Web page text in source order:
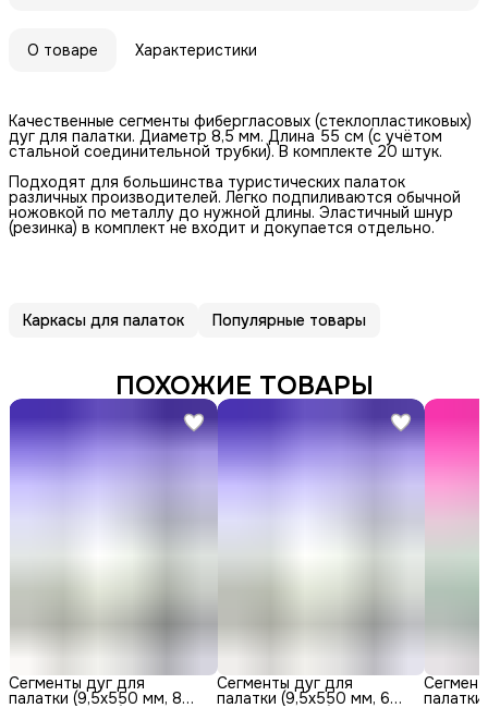
О товаре Характеристики
Качественные сегменты фибергласовых (стеклопластиковых)
дуг для палатки. Диаметр 8,5 мм. Длина 55 см (с учётом
стальной соединительной трубки). В комплекте 20 штук.
Подходят для большинства туристических палаток
различных производителей. Легко подпиливаются обычной
ножовкой по металлу до нужной длины. Эластичный шнур
(резинка) в комплект не входит и докупается отдельно.
Каркасы для палаток Популярные товары
ПОХОЖИЕ ТОВАРЫ
Сегменты дуг для
палатки (9,5х550 мм, 8
Сегменты дуг для
палатки (9,5х550 мм, 6